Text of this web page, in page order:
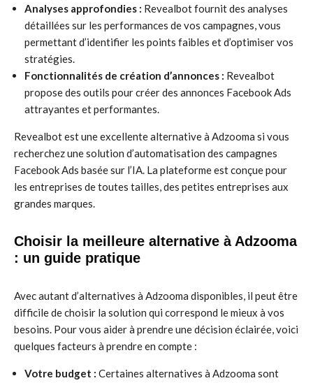
Analyses approfondies : Revealbot fournit des analyses
détaillées sur les performances de vos campagnes, vous
permettant d’identifier les points faibles et d’optimiser vos
stratégies.
Fonctionnalités de création d’annonces : Revealbot
propose des outils pour créer des annonces Facebook Ads
attrayantes et performantes.
Revealbot est une excellente alternative à Adzooma si vous
recherchez une solution d’automatisation des campagnes
Facebook Ads basée sur l’IA. La plateforme est conçue pour
les entreprises de toutes tailles, des petites entreprises aux
grandes marques.
Choisir la meilleure alternative à Adzooma
: un guide pratique
Avec autant d’alternatives à Adzooma disponibles, il peut être
difficile de choisir la solution qui correspond le mieux à vos
besoins. Pour vous aider à prendre une décision éclairée, voici
quelques facteurs à prendre en compte :
Votre budget : Certaines alternatives à Adzooma sont